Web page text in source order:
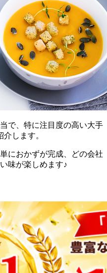
で、特に注目度の高い大手
介 します。
におかずが完成、どの会社
味が楽しめます♪